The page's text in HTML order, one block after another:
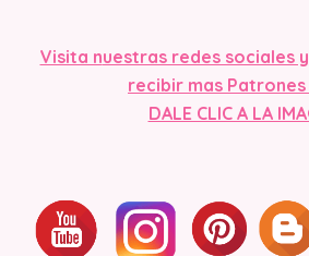
Visita nuestras redes sociales
recibir mas
DALE CLIC A LA